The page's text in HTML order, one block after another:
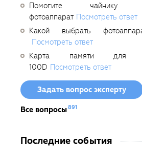
Помогите чайнику
фотоаппарат Посмотреть ответ
Какой выбрать
Посмотреть ответ
Карта памяти для
100D Посмотреть ответ
Задать вопрос эксперту
Все вопросы891
Последние события